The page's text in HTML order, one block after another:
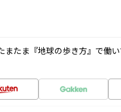
たま『地球の歩き方』で働